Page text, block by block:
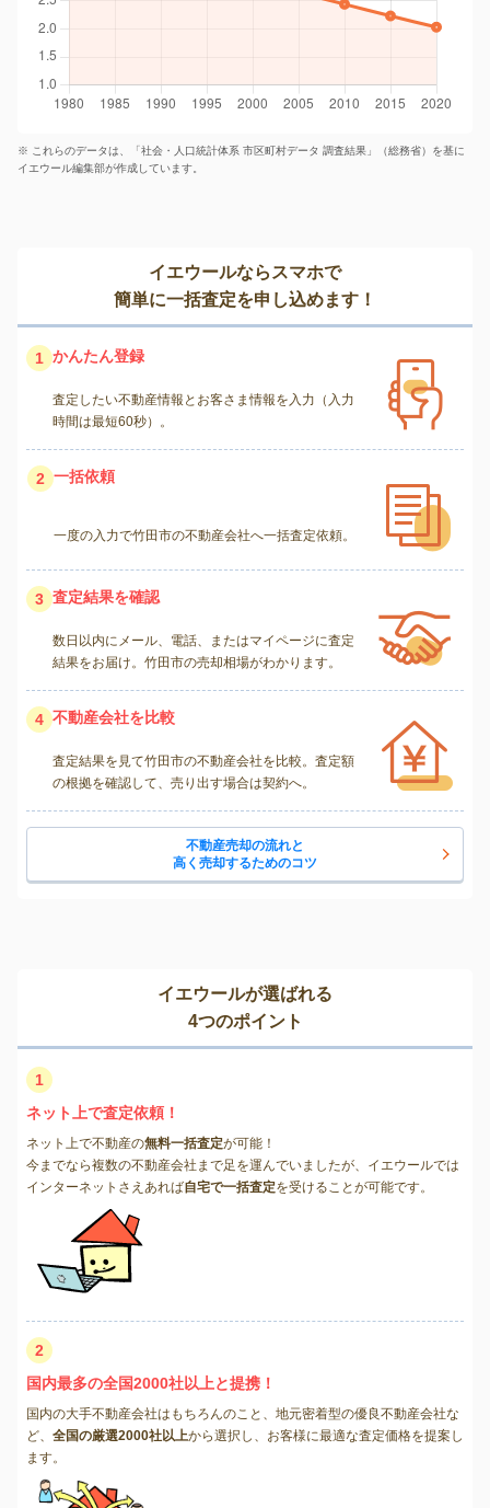
※ これらのデータは、「社会・人口統計体系 市区町村データ 調査結果」（総務省）を基に
イエウール編集部が作成しています。
イエウールならスマホで
簡単に一括査定を申し込めます！
1 かんたん登録
査定したい不動産情報とお客さま情報を入力（入力
時間は最短60秒）。
2 一括依頼
一度の入力で竹田市の不動産会社へ一括査定依頼。
3 査定結果を確認
数日以内にメール、電話、またはマイページに査定
結果をお届け。竹田市の売却相場がわかります。
4 不動産会社を比較
査定結果を見て竹田市の不動産会社を比較。査定額
の根拠を確認して、売り出す場合は契約へ。
不動産売却の流れと
高く売却するためのコツ
イエウールが選ばれる
4つのポイント
1
ネット上で査定依頼！
ネット上で不動産の無料一括査定が可能！
今までなら複数の不動産会社まで足を運んでいましたが、イエウールでは
インターネットさえあれば自宅で一括査定を受けることが可能です。
2
国内最多の全国2000社以上と提携！
国内の大手不動産会社はもちろんのこと、地元密着型の優良不動産会社な
ど、 全国の厳選2000社以上から選択し、お客様に最適な査定価格を提案し
ます。